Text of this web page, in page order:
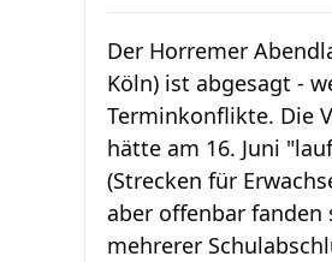
Der Horremer
Köln) ist abgesagt -
Terminkonflikte. Die
hätte am 16. Juni
(Strecken für
aber offenbar fanden
mehrerer